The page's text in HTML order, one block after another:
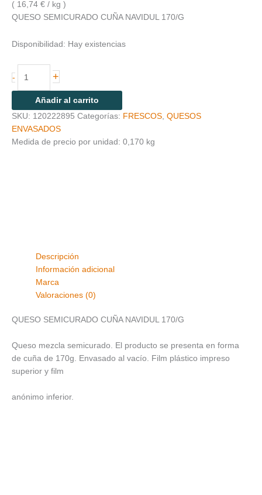
( 16,74 € / kg )
QUESO SEMICURADO CUÑA NAVIDUL 170/G
Disponibilidad: Hay existencias
- +
Añadir al carrito
SKU: 120222895 Categorías: FRESCOS QUESOS
ENVASADOS
Medida de precio por unidad: 0,170 kg
Descripción
Información adicional
Marca
Valoraciones (0)
QUESO SEMICURADO CUÑA NAVIDUL 170/G
Queso mezcla semicurado. El producto se presenta en forma
de cuña de 170g. Envasado al vacío. Film plástico impreso
superior y film
anónimo inferior.